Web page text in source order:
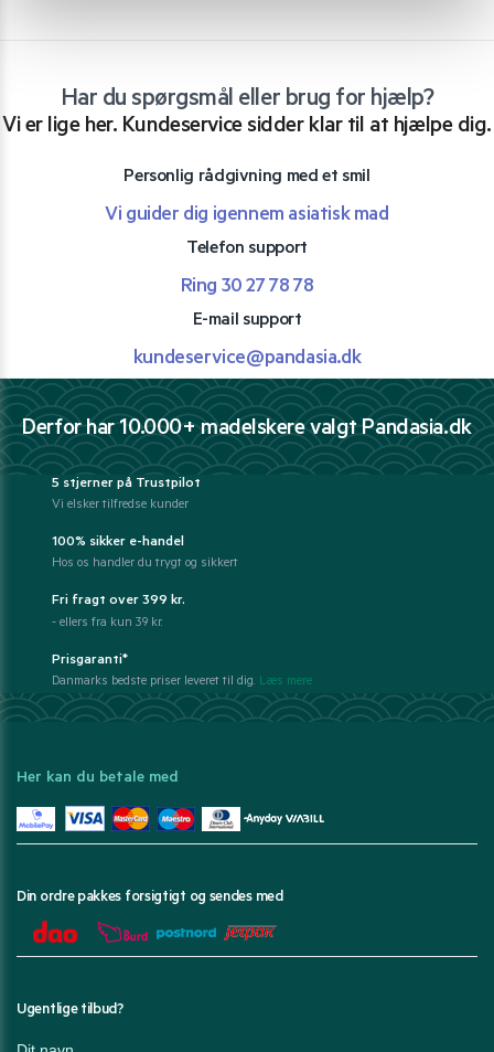
Har du spørgsmål eller brug for hjælp?
Vi er lige her. Kundeservice sidder klar til at hjælpe dig.
Personlig rådgivning med et smil
Vi guider dig igennem asiatisk mad
Telefon support
Ring 30 27 78 78
E-mail support
kundeservice@pandasia.dk
Derfor har 10.000+ madelskere valgt Pandasia.dk
5 stjerner på Trustpilot
Vi elsker tilfredse kunder
100% sikker e-handel
Hos os handler du trygt og sikkert
Fri fragt over 399 kr.
- ellers fra kun 39 kr.
Prisgaranti*
Danmarks bedste priser leveret til dig. Læs mere
Her kan du betale med
Din ordre pakkes forsigtigt og sendes med
Ugentlige tilbud?